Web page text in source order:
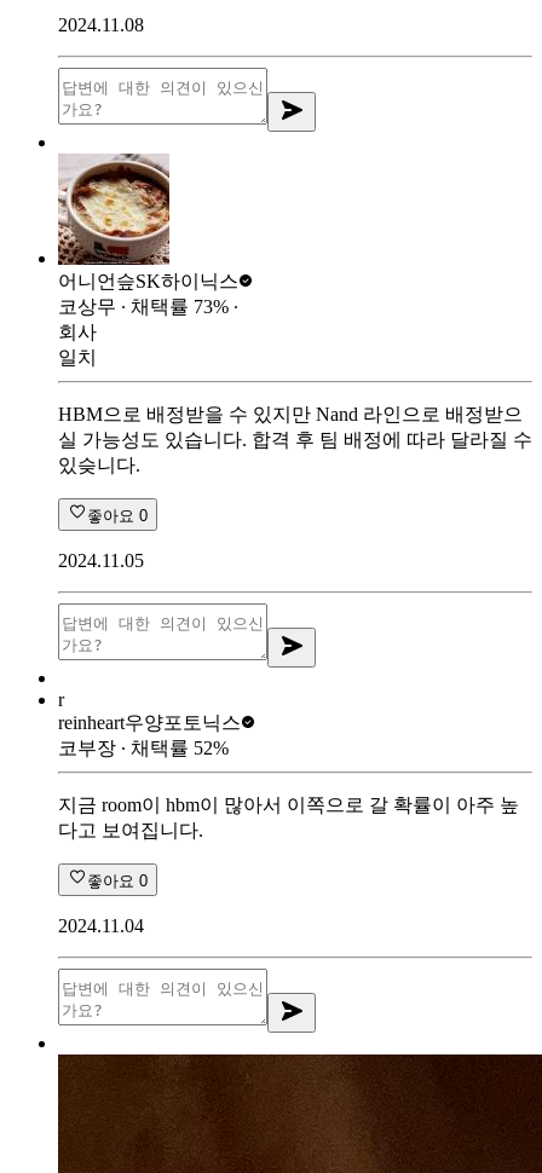
2024.11.08
어니언슾SK하이닉스
코상무 ∙ 채택률 73% ∙
회사
일치
HBM으로 배정받을 수 있지만 Nand 라인으로 배정받으
실 가능성도 있습니다. 합격 후 팀 배정에 따라 달라질 수
있슺니다.
좋아요 0
2024.11.05
r
reinheart우양포토닉스
코부장 ∙ 채택률 52%
지금 room이 hbm이 많아서 이쪽으로 갈 확률이 아주 높
다고 보여집니다.
좋아요 0
2024.11.04